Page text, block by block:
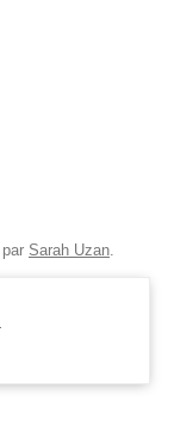
par Sarah Uzan.